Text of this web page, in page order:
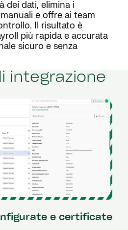
dei dati, elimina i
e offre ai team
Il risultato è
più rapida e accurata
sicuro e senza
integrazione
e certificate